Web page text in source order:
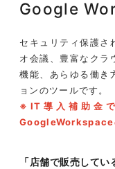
Google
セキュリティ保護さ
オ会議、豊富なクラ
機能、あらゆる働き
ョンのツールです。
※IT導入補助金
GoogleWorkspace
「店舗で販売して